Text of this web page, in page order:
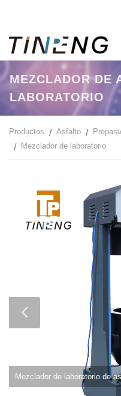
MEZCLADOR DE
LABORATORIO
Productos Asfalto
Mezclador de laboratorio
Mezclador de laboratorio de